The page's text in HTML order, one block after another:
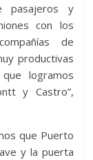
pasajeros y
con los
de
productivas
logramos
y Castro”,
que Puerto
y la puerta